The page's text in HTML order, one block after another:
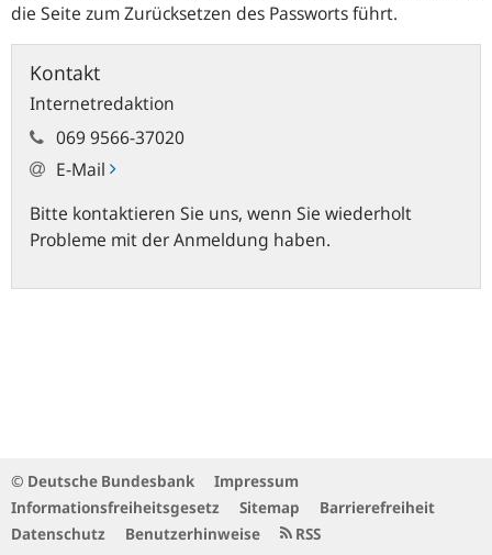
die Seite zum Zurücksetzen des Passworts führt.
Kontakt
Internetredaktion
069 9566-37020
E-Mail
Bitte kontaktieren Sie uns, wenn Sie wiederholt
Probleme mit der Anmeldung haben.
© Deutsche Bundesbank
Impressum
Informationsfreiheitsgesetz
Sitemap
Barrierefreiheit
Datenschutz
Benutzerhinweise RSS